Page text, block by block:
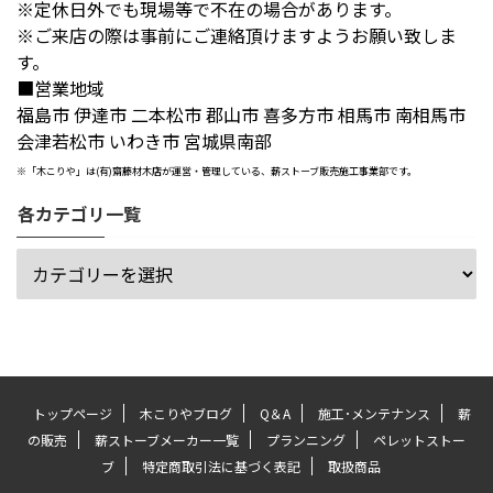
※定休日外でも現場等で不在の場合があります。
※ご来店の際は事前にご連絡頂けますようお願い致しま
す。
■営業地域
福島市 伊達市 二本松市 郡山市 喜多方市 相馬市 南相馬市
会津若松市 いわき市 宮城県南部
※「木こりや」は(有)齋藤材木店が運営・管理している、薪ストーブ販売施工事業部です。
各カテゴリ一覧
トップページ 木こりやブログ Q＆A 施工･メンテナンス
薪
の販売
薪ストーブメーカー一覧 プランニング
ペレットストー
ブ
特定商取引法に基づく表記 取扱商品